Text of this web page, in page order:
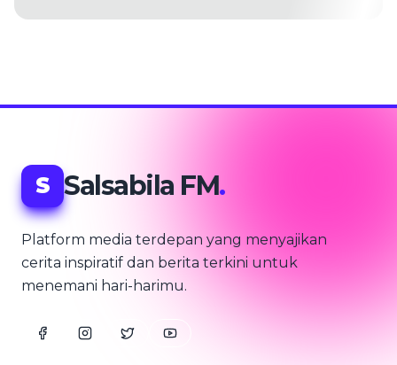
S Salsabila FM.
Platform media terdepan yang menyajikan
cerita inspiratif dan berita terkini untuk
menemani hari-harimu.